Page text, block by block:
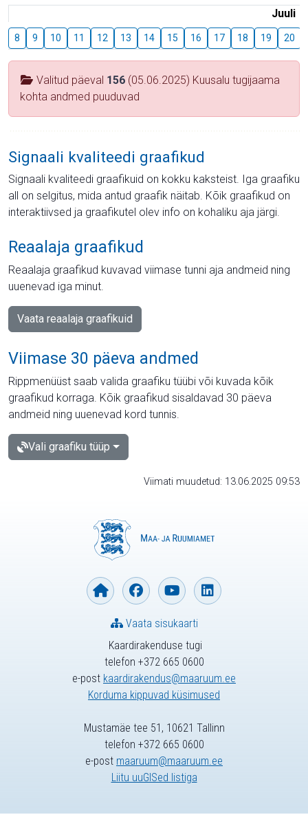
Juuli
8 9 10 11 12 13 14 15 16 17 18 19 20
Valitud päeval 156 (05.06.2025) Kuusalu tugijaama
kohta andmed puuduvad
Signaali kvaliteedi graafikud
Signaali kvaliteedi graafikuid on kokku kaksteist. Iga graafiku
all on selgitus, mida antud graafik näitab. Kõik graafikud on
interaktiivsed ja graafikutel olev info on kohaliku aja järgi.
Reaalaja graafikud
Reaalaja graafikud kuvavad viimase tunni aja andmeid ning
uuenevad iga minut.
Vaata reaalaja graafikuid
Viimase 30 päeva andmed
Rippmenüüst saab valida graafiku tüübi või kuvada kõik
graafikud korraga. Kõik graafikud sisaldavad 30 päeva
andmeid ning uuenevad kord tunnis.
Vali graafiku tüüp
Viimati muudetud: 13.06.2025 09:53
Kaardirakenduse tugi
telefon +372 665 0600
e-post kaardirakendus@maaruum.ee
Korduma kippuvad küsimused
Vaata sisukaarti
Mustamäe tee 51, 10621 Tallinn
telefon +372 665 0600
e-post maaruum@maaruum.ee
Liitu uuGISed listiga